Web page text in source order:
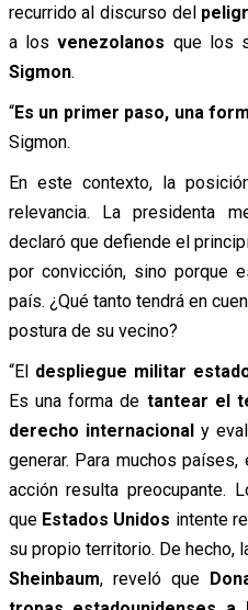
recurrido al discurso del
a losvenezolanos que los
Sigmon.
“Es un primer paso, una
Sigmon.
En este contexto, la
relevancia. La presidenta
declaró que defiende el
por convicción, sino porque
país. ¿Qué tanto tendrá en
postura de su vecino?
“El despliegue militar
Es una forma de tantear el
derecho internacionaly
generar. Para muchos países,
acción resulta preocupante.
que Estados Unidos intente
su propio territorio. De hecho,
Sheinbaum, reveló que